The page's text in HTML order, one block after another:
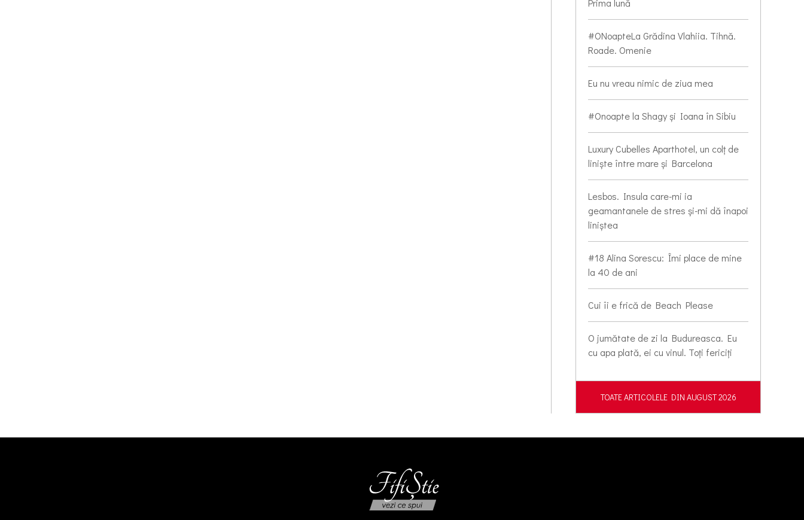
Prima lună
#ONoapteLa Grădina Vlahiia. Tihnă.
Roade. Omenie
Eu nu vreau nimic de ziua mea
#Onoapte la Shagy și Ioana în Sibiu
Luxury Cubelles Aparthotel, un colț de
liniște între mare și Barcelona
Lesbos. Insula care-mi ia
geamantanele de stres și-mi dă înapoi
liniștea
#18 Alina Sorescu: Îmi place de mine
la 40 de ani
Cui îi e frică de Beach Please
O jumătate de zi la Budureasca. Eu
cu apa plată, ei cu vinul. Toți fericiți
TOATE ARTICOLELE DIN AUGUST 2026